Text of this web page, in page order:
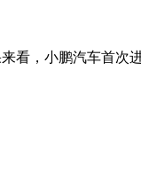
看，小鹏汽车首次